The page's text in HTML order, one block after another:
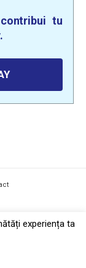
tu
experiența ta